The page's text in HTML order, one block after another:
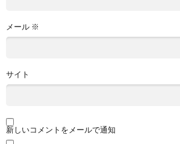
メール ※
サイト
新しいコメントをメールで通知